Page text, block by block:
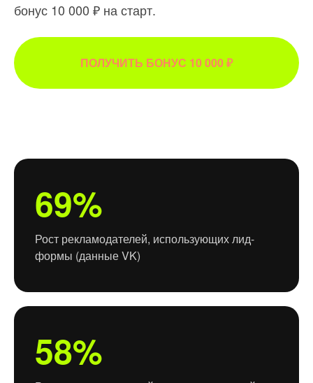
бонус 10 000 ₽ на старт.
ПОЛУЧИТЬ БОНУС 10 000 ₽
69%
Рост рекламодателей, использующих лид-
формы (данные VK)
58%